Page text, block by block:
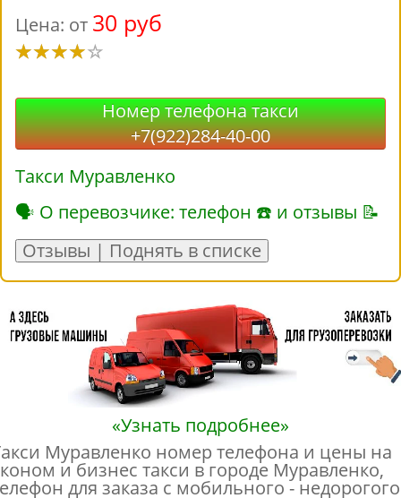
Цена: от 30 руб
Номер телефона такси
+7(922)284-40-00
Такси Муравленко
🗣 О перевозчике: телефон ☎ и отзывы 📝
Отзывы | Поднять в списке
«Узнать подробнее»
Муравленко номер телефона и цены на
и бизнес такси в городе Муравленко,
для заказа с мобильного - недорогого